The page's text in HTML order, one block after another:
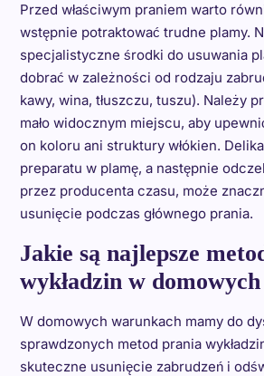
Przed właściwym praniem warto
wstępnie potraktować trudne plamy.
specjalistyczne środki do usuwania
dobrać w zależności od rodzaju
kawy, wina, tłuszczu, tuszu). Należy
mało widocznym miejscu, aby
on koloru ani struktury włókien.
preparatu w plamę, a następnie
przez producenta czasu, może
usunięcie podczas głównego prania.
Jakie są najlepsze
wykładzin w
W domowych warunkach mamy do
sprawdzonych metod prania
skuteczne usunięcie zabrudzeń i